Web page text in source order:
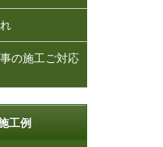
の施工ご対応
工例